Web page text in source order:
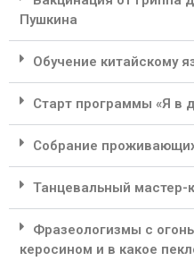
Пушкина
Обучение китайскому
Старт программы «Я в
Собрание
Танцевальный мастер-
Фразеологизмы с
керосином и в какое